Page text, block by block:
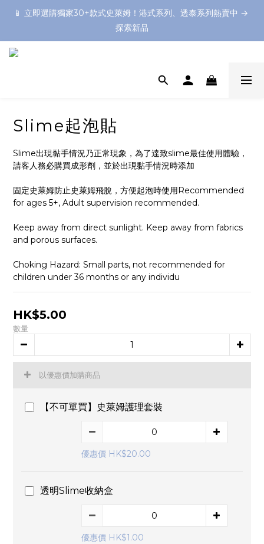
📱 立即選購獨家30+款式史萊姆！港式系列、透泰系列熱賣中 →
探索新品
📱 立即選購獨家30+款式史萊姆！港式系列、透泰系列熱賣中 →
探索新品
想預備一個難忘的Slime Party嗎？不如預約一個上門Slime製作
📱 立即選購獨家30+款式史萊姆！港式系列、透泰系列熱賣中 →
探索新品
Slime起泡貼
Slime出現黏手情況乃正常現象，為了達致slime最佳使用體驗，
請客人務必購買成形劑，並於出現黏手情況時添加
固定史萊姆防止史萊姆飛脫，方便起泡時使用Recommended
for ages 5+, Adult supervision recommended.
Keep away from direct sunlight. Keep away from fabrics
and porous surfaces.
Choking Hazard: Small parts, not recommended for
children under 36 months or any individu
HK$5.00
數量
以優惠價加購商品
【不可單買】史萊姆護理套裝
優惠價 HK$20.00
透明Slime收納盒
優惠價 HK$1.00